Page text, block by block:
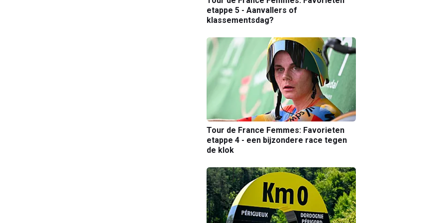
etappe 5 - Aanvallers of
klassementsdag?
Tour de France Femmes: Favorieten
etappe 4 - een bijzondere race tegen
de klok